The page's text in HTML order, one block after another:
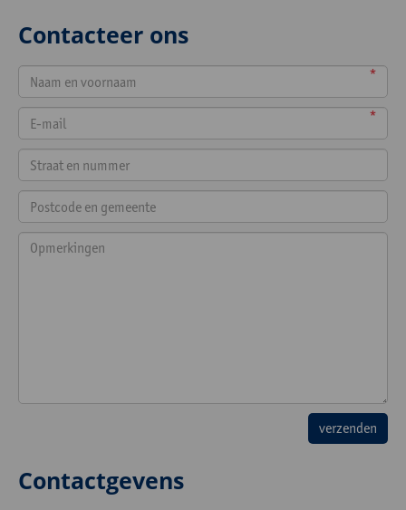
Contacteer ons
*
*
Contactgevens